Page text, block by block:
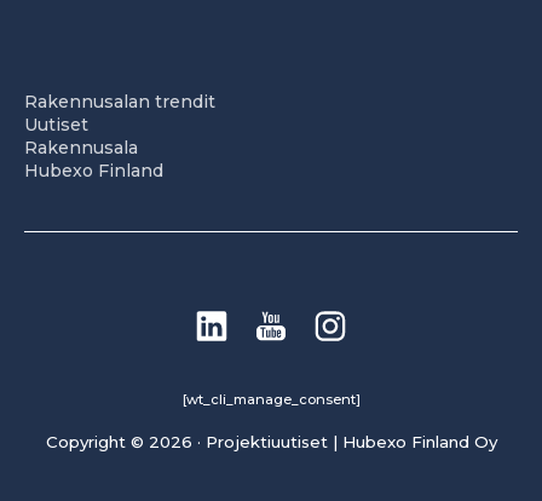
Rakennusalan trendit
Uutiset
Rakennusala
Hubexo Finland
[wt_cli_manage_consent]
Copyright © 2026 · Projektiuutiset | Hubexo Finland Oy